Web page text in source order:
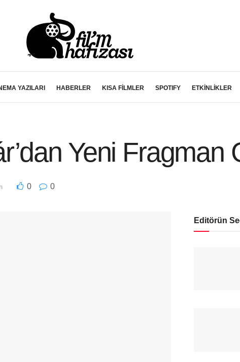
YAZILARI HABERLER KISA FİLMLER SPOTIFY ETKİNLİKLER
Yeni Fragman
0 0
Editörün